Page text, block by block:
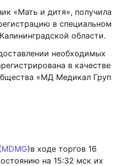
«Мать и дитя», получила
в специальном
области.
необходимых
в качестве
«МД Медикал Груп
MDMG)в ходе торгов 16
на 15:32 мск их